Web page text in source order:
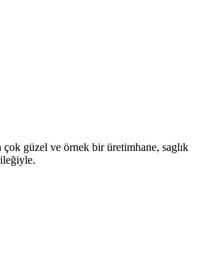
çok güzel ve örnek bir üretimhane, saglık